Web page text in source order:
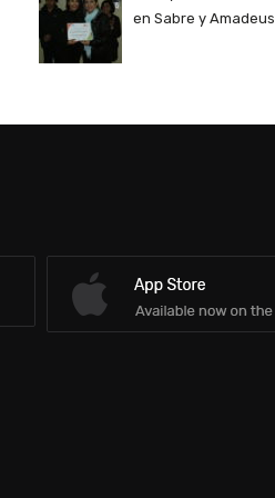
en Sabre y Amadeus